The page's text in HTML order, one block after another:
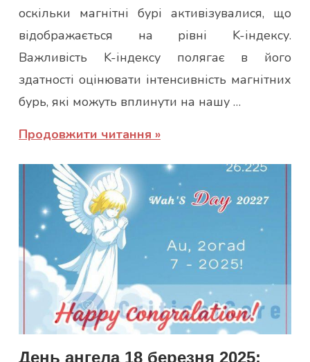
оскільки магнітні бурі активізувалися, що
відображається на рівні K-індексу.
Важливість K-індексу полягає в його
здатності оцінювати інтенсивність магнітних
бурь, які можуть вплинути на нашу …
Продовжити читання
День ангела 18 березня 2025: